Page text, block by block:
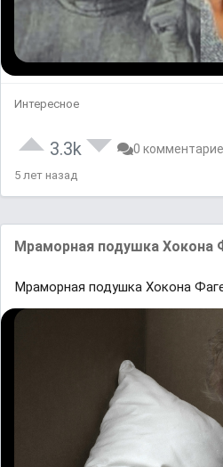
Интересное
3.3k 0
5 лет назад
Мраморная подушка Хокона
Мраморная подушка Хокона